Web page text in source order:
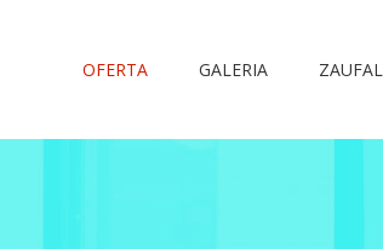
OFERTA GALERIA